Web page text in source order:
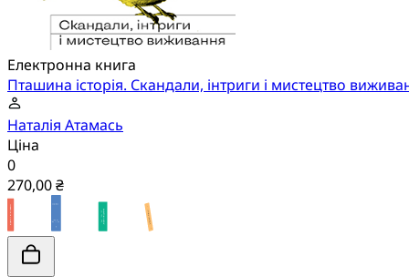
Електронна книга
Пташина історія. Скандали, інтриги і мистецтво
Наталія Атамась
Ціна
0
270,00 ₴